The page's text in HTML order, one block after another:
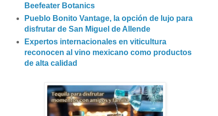
Beefeater Botanics
Pueblo Bonito Vantage, la opción de lujo para
disfrutar de San Miguel de Allende
Expertos internacionales en viticultura
reconocen al vino mexicano como productos
de alta calidad